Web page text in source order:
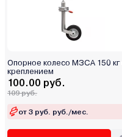
Опорное колесо МЗСА 150 кг
креплением
100.00 руб.
109 руб.
от 3 руб. руб./мес.